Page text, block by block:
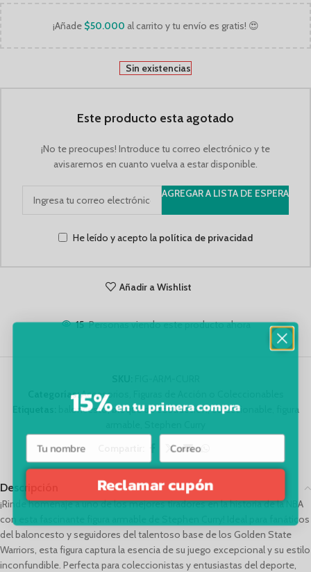
¡Añade $50.000 al carrito y tu envío es gratis! 😍
Sin existencias
Este producto esta agotado
¡No te preocupes! Introduce tu correo electrónico y te
avisaremos en cuanto vuelva a estar disponible.
AGREGAR A LISTA DE ESPERA
He leído y acepto la política de privacidad
Añadir a Wishlist
15 Personas viendo este producto ahora
Categorías:Accesorios
baloncesto,bloque de costrucción,coleccionable
figura
Descripción
¡Rinde homenaje a uno de los mejores tiradores en la historia de la NBA
con esta fascinante figura armable de Stephen Curry! Ideal para fanáticos
del baloncesto y seguidores del talentoso base de los Golden State
Warriors, esta figura captura la esencia de su juego excepcional y su estilo
inconfundible. Perfecta para coleccionistas y entusiastas del deporte,
15%en tu primera compra
Reclamar cupón